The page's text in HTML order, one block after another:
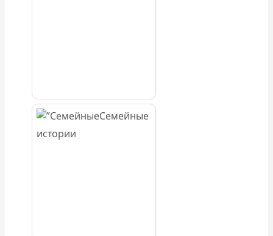
Семейные
истории